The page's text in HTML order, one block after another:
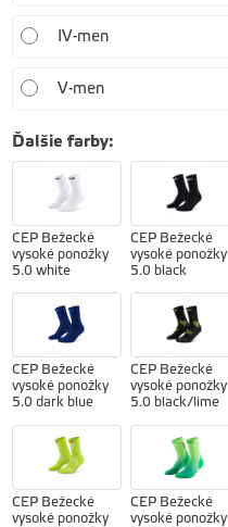
IV-men
V-men
Ďalšie farby:
CEP Bežecké
vysoké ponožky
5.0 white
CEP Bežecké
vysoké ponožky
5.0 black
CEP Bežecké
vysoké ponožky
5.0 dark blue
CEP Bežecké
vysoké ponožky
5.0 black/lime
CEP Bežecké
vysoké ponožky
CEP Bežecké
vysoké ponožky